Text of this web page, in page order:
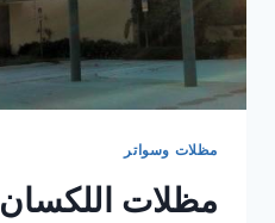
مظلات وسواتر
مظلات اللكسان